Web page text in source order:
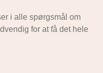
i alle spørgsmål om
for at få det hele